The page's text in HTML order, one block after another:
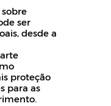
ser
desde a
proteção
para as